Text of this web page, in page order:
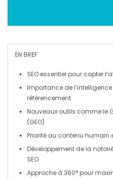
EN BREF
SEO essentiel pour capter
Importance de l’
référencement
Nouveaux outils comme le
(GEO)
Priorité au contenu humain
Développement de la
SEO
Approche à 360°pour